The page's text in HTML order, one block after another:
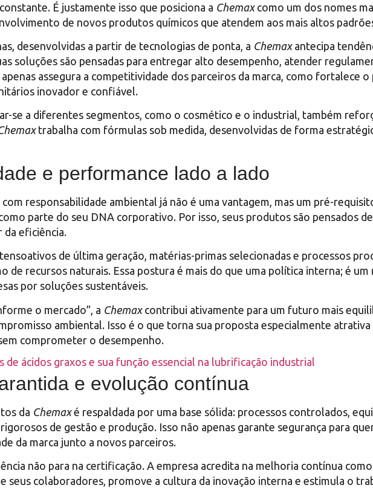
É justamente isso que posiciona a Chemaxcomo um dos nomes
de novos produtos químicos que atendem aos mais altos
desenvolvidas a partir de tecnologias de ponta, a Chemaxantecipa
soluções são pensadas para entregar alto desempenho, atender
assegura a competitividade dos parceiros da marca, como fortalece
inovador e confiável.
se a diferentes segmentos, como o cosmético e o industrial, também
trabalha com fórmulas sob medida, desenvolvidas de forma
e performance lado a lado
responsabilidade ambiental já não é uma vantagem, mas um pré-
parte do seu DNA corporativo. Por isso, seus produtos são pensados
da eficiência.
de última geração, matérias-primas selecionadas e processos
de recursos naturais. Essa postura é mais do que uma política interna; é
por soluções sustentáveis.
o mercado”, a Chemaxcontribui ativamente para um futuro mais
ambiental. Isso é o que torna sua proposta especialmente
comprometer o desempenho.
de ácidos graxos e sua função essencial na lubrificação industrial
e evolução contínua
da Chemaxé respaldada por uma base sólida: processos controlados,
de gestão e produção. Isso não apenas garante segurança para
da marca junto a novos parceiros.
não para na certificação. A empresa acredita na melhoria contínua
seus colaboradores, promove a cultura da inovação interna e estimula o